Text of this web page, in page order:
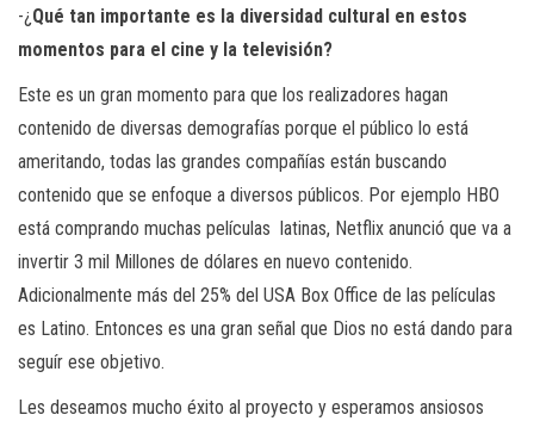
-¿ Qué tan importante es la diversidad cultural en estos
momentos para el cine y la televisión?
Este es un gran momento para que los realizadores hagan
contenido de diversas demografías porque el público lo está
ameritando, todas las grandes compañías están buscando
contenido que se enfoque a diversos públicos. Por ejemplo HBO
está comprando muchas películas
latinas, Netflix anunció que va a
invertir 3 mil Millones de dólares en nuevo contenido.
Adicionalmente más del 25% del USA Box Office de las películas
es Latino. Entonces es una gran señal que Dios no está dando para
seguír ese objetivo.
Les deseamos mucho éxito al proyecto y esperamos ansiosos